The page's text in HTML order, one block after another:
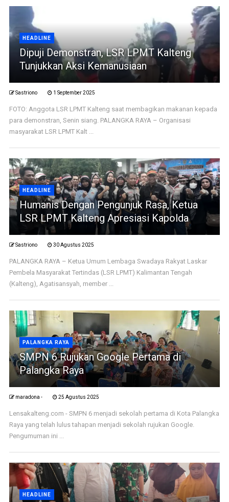
HEADLINE
Dipuji Demonstran, LSR LPMT Kalteng
Tunjukkan Aksi Kemanusiaan
Sastriono 1 September 2025
FOTO: Anggota LSR LPMT Kalteng saat membagikan makanan kepada
para demonstran, Senin siang. PALANGKA RAYA – Organisasi
masyarakat LSR LPMT Kalt ...
HEADLINE
Humanis Dengan Pengunjuk Rasa, Ketua
LSR LPMT Kalteng Apresiasi Kapolda
Sastriono 30 Agustus 2025
PALANGKA RAYA – Ketua Umum Lembaga Swadaya Rakyat Laskar
Pembela Masyarakat Tertindas (LSR LPMT) Kalimantan Tengah
(Kalteng), Agatisansyah, member ...
PALANGKA RAYA
SMPN 6 Rujukan Google Pertama di
Palangka Raya
maradona - 25 Agustus 2025
Lensakalteng.com - SMPN 6 menjadi sekolah pertama di Kota Palangka
Raya yang telah lulus tahapan menjadi sekolah rujukan Google.
Pengumuman ini ...
HEADLINE